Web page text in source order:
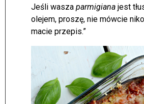
Jeśli wasza parmigiana jest
olejem, proszę, nie mówcie
macie przepis.”